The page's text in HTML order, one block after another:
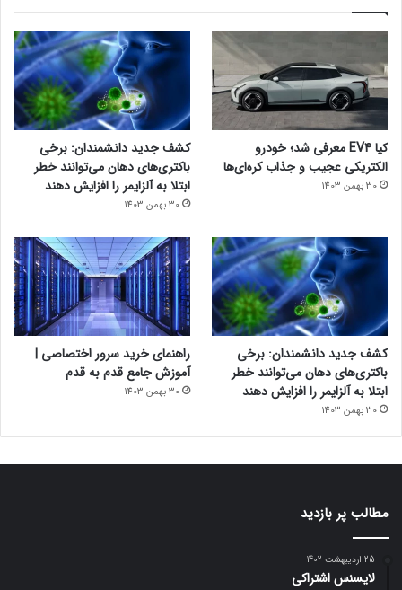
کیا EV4 معرفی شد؛ خودرو
الکتریکی عجیب و جذاب کره‌ای‌ها
30 بهمن 1403
کشف جدید دانشمندان: برخی
باکتری‌های دهان می‌توانند خطر
ابتلا به آلزایمر را افزایش دهند
30 بهمن 1403
کشف جدید دانشمندان: برخی
باکتری‌های دهان می‌توانند خطر
ابتلا به آلزایمر را افزایش دهند
30 بهمن 1403
راهنمای خرید سرور اختصاصی |
آموزش جامع قدم به قدم
30 بهمن 1403
مطالب پر بازدید
25 اردیبهشت 1402
لایسنس اشتراکی